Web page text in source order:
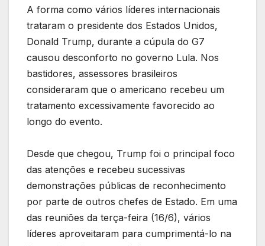
A forma como vários líderes internacionais
trataram o presidente dos Estados Unidos,
Donald Trump, durante a cúpula do G7
causou desconforto no governo Lula. Nos
bastidores, assessores brasileiros
consideraram que o americano recebeu um
tratamento excessivamente favorecido ao
longo do evento.
Desde que chegou, Trump foi o principal foco
das atenções e recebeu sucessivas
demonstrações públicas de reconhecimento
por parte de outros chefes de Estado. Em uma
das reuniões da terça-feira (16/6), vários
líderes aproveitaram para cumprimentá-lo na